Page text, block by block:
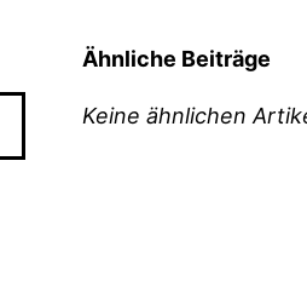
Ähnliche Beiträge
Keine ähnlichen